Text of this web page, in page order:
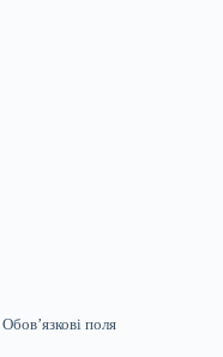
Обов’язкові поля